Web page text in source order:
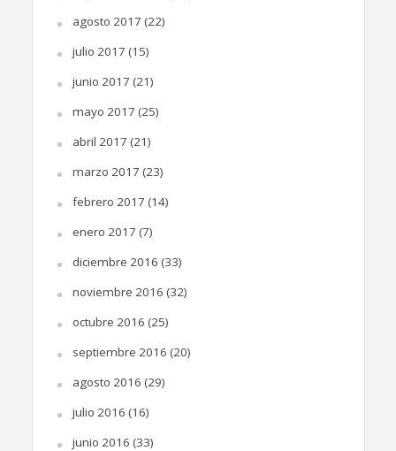
agosto 2017 (22)
julio 2017 (15)
junio 2017 (21)
mayo 2017 (25)
abril 2017 (21)
marzo 2017 (23)
febrero 2017 (14)
enero 2017 (7)
diciembre 2016 (33)
noviembre 2016 (32)
octubre 2016 (25)
septiembre 2016 (20)
agosto 2016 (29)
julio 2016 (16)
junio 2016 (33)